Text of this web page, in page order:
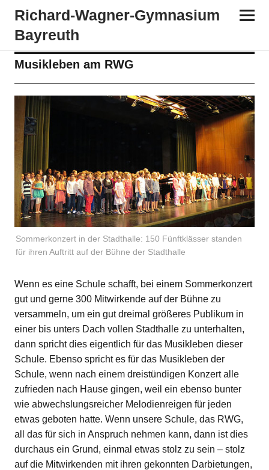
Richard-​​Wagner-​​Gymnasium
Bayreuth
Musikleben am RWG
Sommerkonzert in der Stadthalle: 150 Fünftklässer standen
für ihren Auftritt auf der Bühne der Stadthalle
Wenn es eine Schule schafft, bei einem Sommerkonzert
gut und gerne 300 Mitwirkende auf der Bühne zu
versammeln, um ein gut dreimal größeres Publikum in
einer bis unters Dach vollen Stadthalle zu unterhalten,
dann spricht dies eigentlich für das Musikleben dieser
Schule. Ebenso spricht es für das Musikleben der
Schule, wenn nach einem dreistündigen Konzert alle
zufrieden nach Hause gingen, weil ein ebenso bunter
wie abwechslungsreicher Melodienreigen für jeden
etwas geboten hatte. Wenn unsere Schule, das RWG,
all das für sich in Anspruch nehmen kann, dann ist dies
durchaus ein Grund, einmal etwas stolz zu sein – stolz
auf die Mitwirkenden mit ihren gekonnten Darbietungen,